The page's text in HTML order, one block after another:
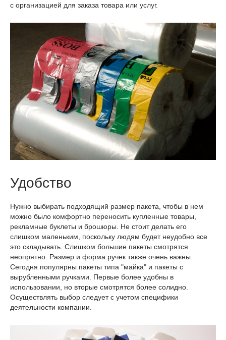
с организацией для заказа товара или услуг.
Удобство
Нужно выбирать подходящий размер пакета, чтобы в нем
можно было комфортно переносить купленные товары,
рекламные буклеты и брошюры. Не стоит делать его
слишком маленьким, поскольку людям будет неудобно все
это складывать. Слишком большие пакеты смотрятся
неопрятно. Размер и форма ручек также очень важны.
Сегодня популярны пакеты типа "майка" и пакеты с
вырубленными ручками. Первые более удобны в
использовании, но вторые смотрятся более солидно.
Осуществлять выбор следует с учетом специфики
деятельности компании.